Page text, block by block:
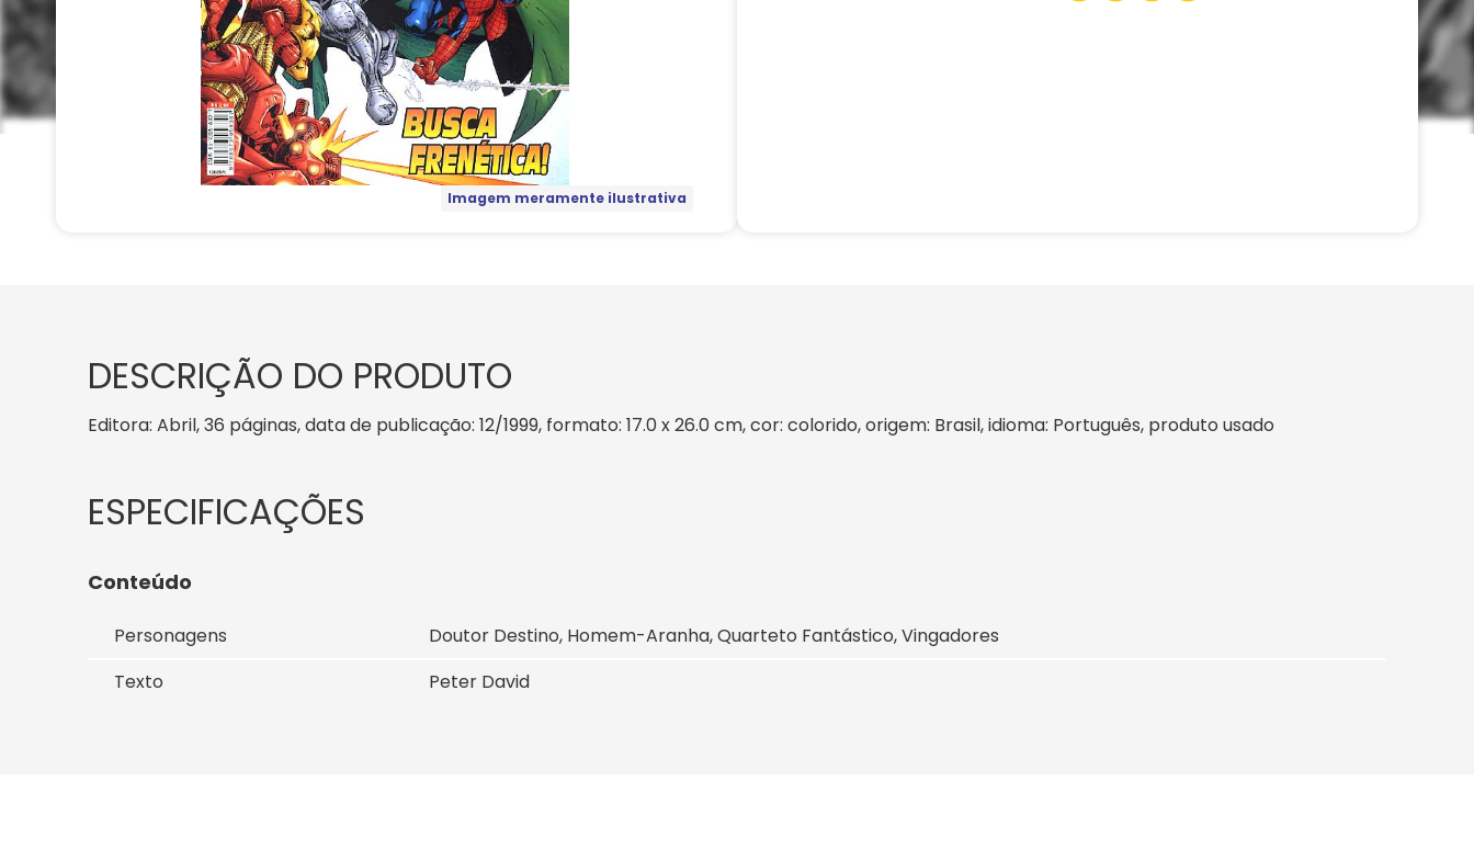
Imagem meramente ilustrativa
DESCRIÇÃO DO PRODUTO
Editora: Abril, 36 páginas, data de publicação: 12/1999, formato: 17.0 x 26.0 cm, cor: colorido, origem: Brasil, idioma: Português, produto usado
Conteúdo
Personagens
Doutor Destino, Homem-Aranha, Quarteto Fantástico, Vingadores
Texto
Peter David